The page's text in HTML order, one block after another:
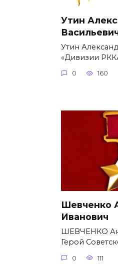
Утин
Утин
«Дивизии
0 160
Шевченко
Иванович
ШЕВЧЕНКО
Герой
0 111